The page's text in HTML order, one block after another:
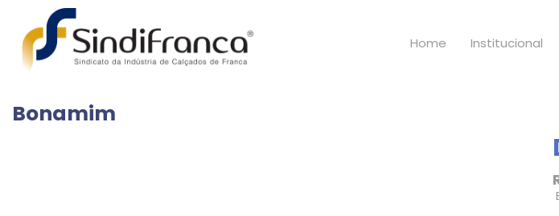
Home Institucional
Bonamim